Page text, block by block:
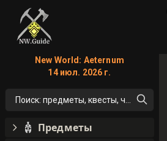
New World: Aeternum
14 июл. 2026 г.
Поиск: предметы, квесты, что угодно!
Предметы